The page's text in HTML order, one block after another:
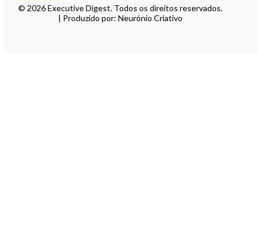
© 2026 Executive Digest. Todos os direitos reservados.
| Produzido por: Neurónio Criativo